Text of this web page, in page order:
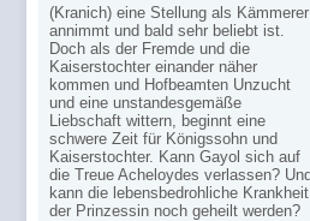
(Kranich) eine Stellung als Kämmerer
annimmt und bald sehr beliebt ist.
Doch als der Fremde und die
Kaiserstochter einander näher
kommen und Hofbeamten Unzucht
und eine unstandesgemäße
Liebschaft wittern, beginnt eine
schwere Zeit für Königssohn und
Kaiserstochter. Kann Gayol sich auf
die Treue Acheloydes verlassen? Und
kann die lebensbedrohliche Krankheit
der Prinzessin noch geheilt werden?